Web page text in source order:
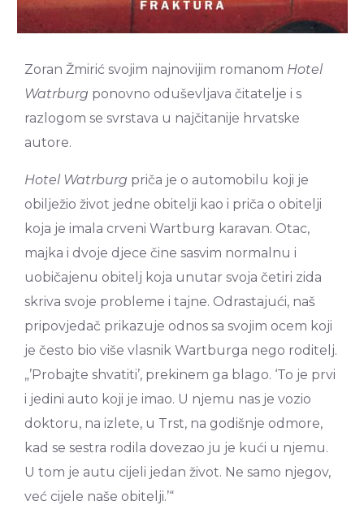
Zoran Žmirić svojim najnovijim romanom Hotel
Watrburg ponovno oduševljava čitatelje i s
razlogom se svrstava u najčitanije hrvatske
autore.
Hotel Watrburg priča je o automobilu koji je
obilježio život jedne obitelji kao i priča o obitelji
koja je imala crveni Wartburg karavan. Otac,
majka i dvoje djece čine sasvim normalnu i
uobičajenu obitelj koja unutar svoja četiri zida
skriva svoje probleme i tajne. Odrastajući, naš
pripovjedač prikazuje odnos sa svojim ocem koji
je često bio više vlasnik Wartburga nego roditelj.
„’Probajte shvatiti’, prekinem ga blago. ‘To je prvi
i jedini auto koji je imao. U njemu nas je vozio
doktoru, na izlete, u Trst, na godišnje odmore,
kad se sestra rodila dovezao ju je kući u njemu.
U tom je autu cijeli jedan život. Ne samo njegov,
već cijele naše obitelji.’“